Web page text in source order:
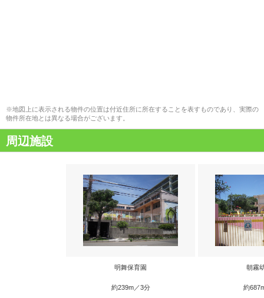
※地図上に表示される物件の位置は付近住所に所在することを表すものであり、実際の
物件所在地とは異なる場合がございます。
周辺施設
明舞保育園
約239m／3分
朝霧
約